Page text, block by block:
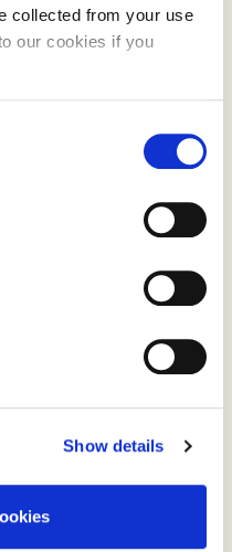
collected from your use
our cookies if you
Show details
leverandør, og det
alternativet. Jeg
bevisst
på dagen!» avslutter